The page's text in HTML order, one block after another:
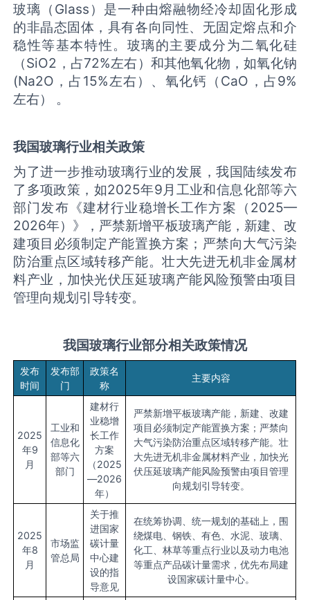
玻璃（Glass）是一种由熔融物经冷却固化形成
的非晶态固体，具有各向同性、无固定熔点和介
稳性等基本特性。玻璃的主要成分为二氧化硅
（SiO2，占72%左右）和其他氧化物，如氧化钠
(Na2O，占15%左右）、氧化钙（CaO，占9%
左右） 。
我国玻璃行业相关政策
为了进一步推动玻璃行业的发展，我国陆续发布
了多项政策，如2025年9月工业和信息化部等六
部门发布《建材行业稳增长工作方案（2025—
2026年）》，严禁新增平板玻璃产能，新建、改
建项目必须制定产能置换方案；严禁向大气污染
防治重点区域转移产能。壮大先进无机非金属材
料产业，加快光伏压延玻璃产能风险预警由项目
管理向规划引导转变。
我国玻璃行业部分相关政策情况
发布
时间
发布部
门
政策名
称
主要内容
2025
年9
月
工业和
信息化
部等六
部门
建材行
业稳增
长工作
方案
（2025
—2026
年）
严禁新增平板玻璃产能，新建、改建
项目必须制定产能置换方案；严禁向
大气污染防治重点区域转移产能。壮
大先进无机非金属材料产业，加快光
伏压延玻璃产能风险预警由项目管理
向规划引导转变。
2025
年8
月
市场监
管总局
关于推
进国家
碳计量
中心建
设的指
导意见
在统筹协调、统一规划的基础上，围
绕煤电、钢铁、有色、水泥、玻璃、
化工、林草等重点行业以及动力电池
等重点产品碳计量需求，优先布局建
设国家碳计量中心。